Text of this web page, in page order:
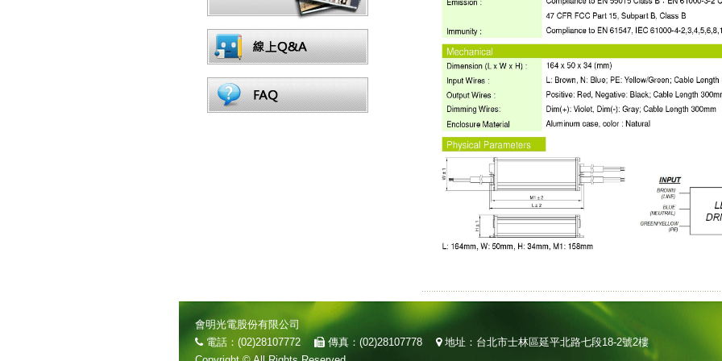
會明光電股份有限公司
電話：(02)28107772
傳真：(02)28107778
地址：台北市士林區延平北路七段18-2號2樓